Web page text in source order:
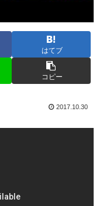
はてブ
コピー
2017.10.30